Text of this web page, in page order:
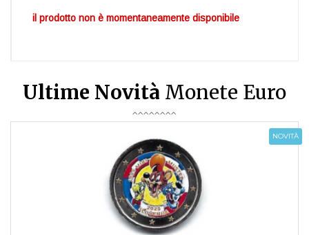
il prodotto non è momentaneamente disponibile
Ultime Novità Monete Euro
NOVITÀ